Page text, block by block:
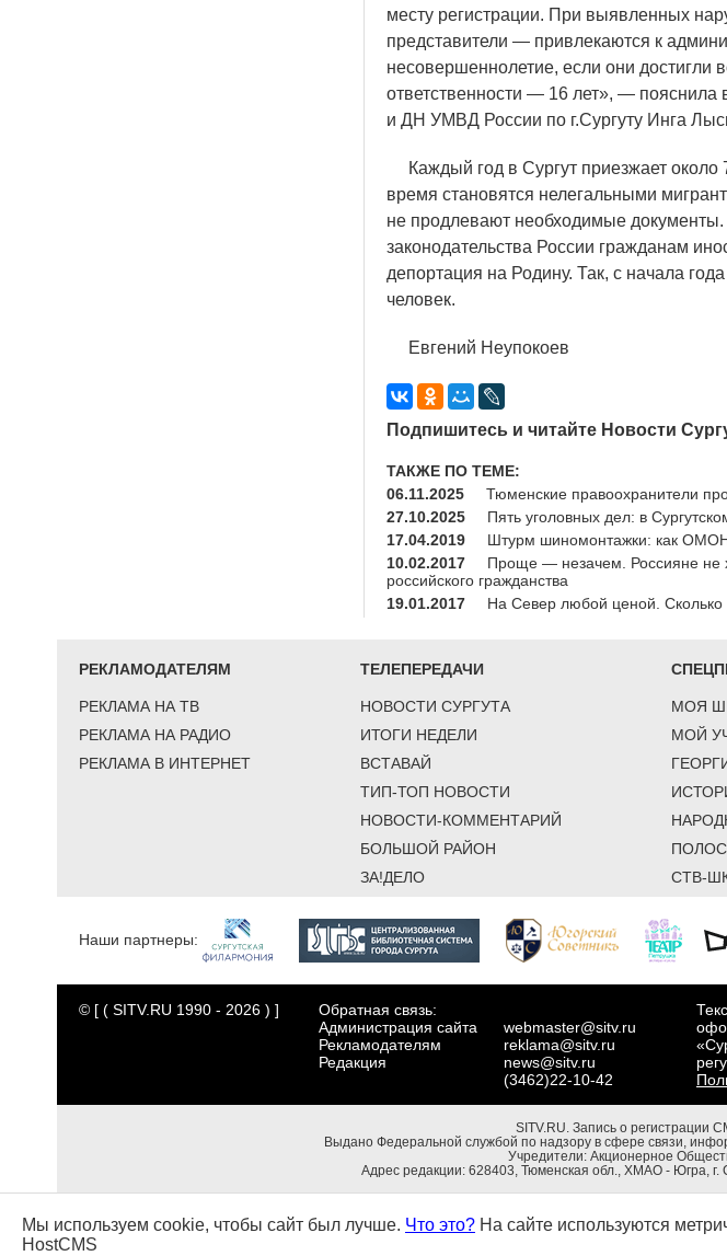
месту регистрации. При выявленных
представители — привлекаются к
несовершеннолетие, если они достигли
ответственности — 16 лет», — пояснила
и ДН УМВД России по г.Сургуту Инга
Каждый год в Сургут приезжает около
время становятся нелегальными
не продлевают необходимые
законодательства России гражданам
депортация на Родину. Так, с начала
человек.
Евгений Неупокоев
Подпишитесь и читайте Новости
ТАКЖЕ ПО ТЕМЕ:
06.11.2025
Тюменские правоохранители
27.10.2025
Пять уголовных дел: в
17.04.2019
Штурм шиномонтажки: как ОМОН
10.02.2017
Проще — незачем. Россияне не
российского гражданства
19.01.2017
На Север любой ценой. Сколько
РЕКЛАМОДАТЕЛЯМ
РЕКЛАМА НА ТВ
РЕКЛАМА НА РАДИО
РЕКЛАМА В ИНТЕРНЕТ
ТЕЛЕПЕРЕДАЧИ
НОВОСТИ СУРГУТА
ИТОГИ НЕДЕЛИ
ВСТАВАЙ
ТИП-ТОП НОВОСТИ
НОВОСТИ-КОММЕНТАРИЙ
БОЛЬШОЙ РАЙОН
ЗА!ДЕЛО
МОЯ
МОЙ
СТВ-
Наши партнеры:
© [ ( SITV.RU 1990 - 2026 ) ]
Обратная связь:
Администрация сайта
Рекламодателям
Редакция
webmaster@sitv.ru
reklama@sitv.ru
news@sitv.ru
(3462)22-10-42
SITV.RU. Запись о регистрации
Выдано Федеральной службой по надзору в сфере связи,
Учредители: Акционерное
Адрес редакции: 628403, Тюменская обл., ХМАО - Югра, г.
Мы используем cookie, чтобы сайт был лучше. Что это? На сайте используются
HostCMS